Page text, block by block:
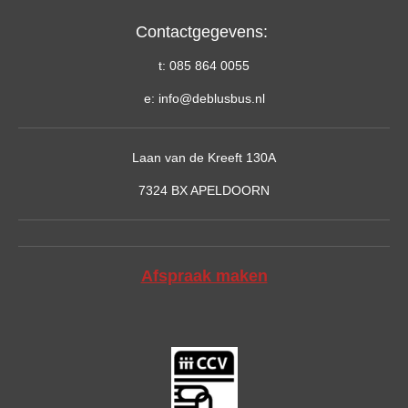
Contactgegevens:
t: 085 864 0055
e: info@deblusbus.nl
Laan van de Kreeft 130A
7324 BX APELDOORN
Afspraak maken